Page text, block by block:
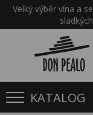
Velký výběr vína a
KATALOG